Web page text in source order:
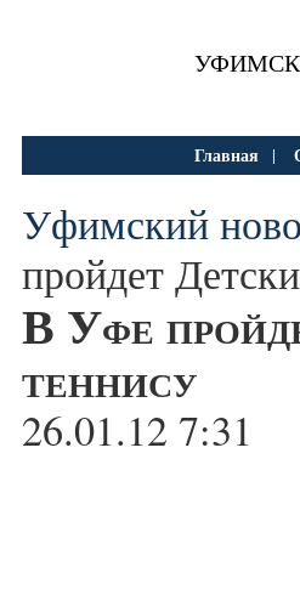
Главная |
Уфимский
пройдет
В Уфе
теннису
26.01.12 7:31